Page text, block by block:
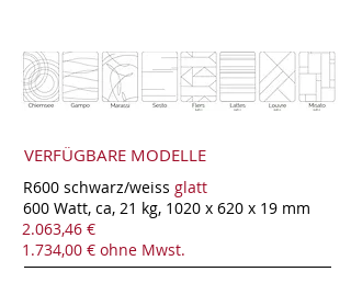
VERFÜGBARE MODELLE
R600 schwarz/weiss glatt
600 Watt, ca, 21 kg, 1020 x 620 x 19 mm
2.063,46 €
1.734,00 € ohne Mwst.